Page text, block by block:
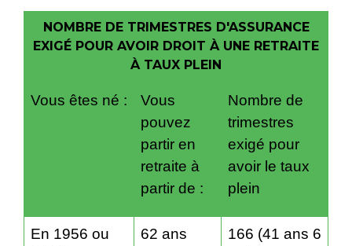
NOMBRE DE TRIMESTRES D'ASSURANCE
EXIGÉ POUR AVOIR DROIT À UNE RETRAITE
À TAUX PLEIN
Vous êtes né :
Vous
pouvez
partir en
retraite à
partir de :
Nombre de
trimestres
exigé pour
avoir le taux
plein
En 1956 ou
62 ans
166 (41 ans 6